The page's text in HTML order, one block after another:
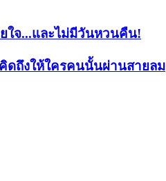
ยใจ...และไม่มีวันหวนคืน!
ดถึงให้ใครคนนั้นผ่านสายลม